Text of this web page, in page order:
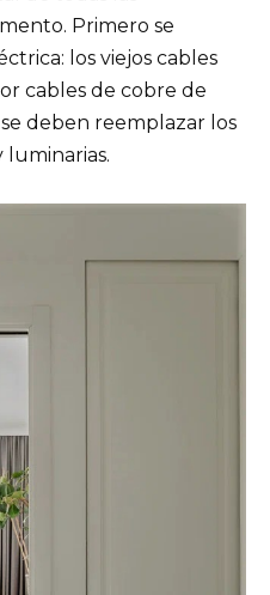
Primero se
los viejos cables
cables de cobre de
deben reemplazar los